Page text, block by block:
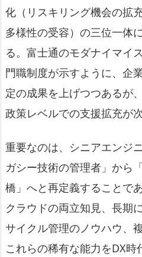
化（リスキリング機会の拡
多様性の受容）の三位一体
る。富士通のモダナイマイ
門職制度が示すように、企
定の成果を上げつつあるが
政策レベルでの支援拡充が
重要なのは、シニアエンジ
ガシー技術の管理者」から
橋」へと再定義することで
クラウドの両立知見、長期
サイクル管理のノウハウ
これらの稀有な能力をDX